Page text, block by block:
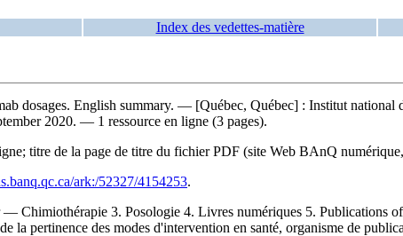
Index des vedettes-matière
dosages. English summary. — [Québec, Québec] : Institut national
2020. — 1 ressource en ligne (3 pages).
titre de la page de titre du fichier PDF (site Web BAnQ
ark:/52327/4154253.
Chimiothérapie 3. Posologie 4. Livres numériques 5. Publications
la pertinence des modes d'intervention en santé, organisme de